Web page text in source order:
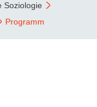
Soziologie
Programm